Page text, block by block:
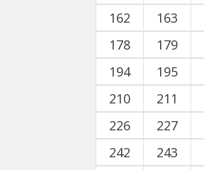
162
163
178
179
194
195
210
211
226
227
242
243